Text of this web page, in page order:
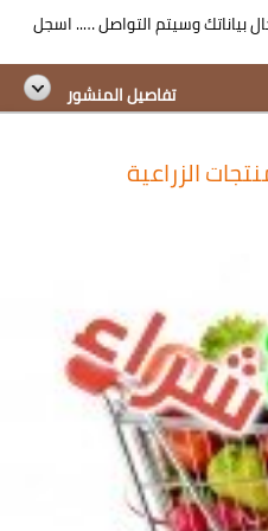
تفاصيل المنشور
الزراعية